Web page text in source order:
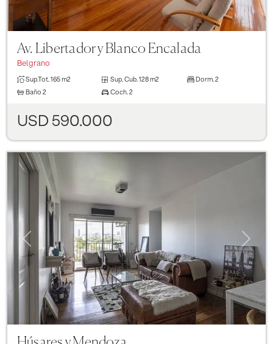
Av. Libertador y Blanco Encalada
Belgrano
Sup.Tot. 165 m2 Sup. Cub. 128 m2 Dorm. 2
Baño 2 Coch. 2
USD 590.000
Previous